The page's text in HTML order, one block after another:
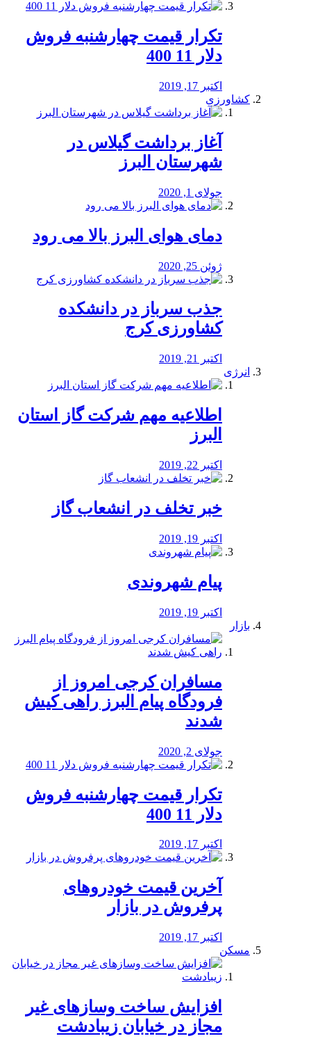
تکرار قیمت چهارشنبه فروش
دلار 11 400
اکتبر 17, 2019
کشاورزی
آغاز برداشت گیلاس در
شهرستان البرز
جولای 1, 2020
دمای هوای البرز بالا می رود
ژوئن 25, 2020
جذب سرباز در دانشکده
کشاورزی کرج
اکتبر 21, 2019
انرژی
️اطلاعیه مهم شرکت گاز استان
البرز
اکتبر 22, 2019
خبر تخلف در انشعاب گاز
اکتبر 19, 2019
پیام شهروندی
اکتبر 19, 2019
بازار
مسافران کرجی امروز از
فرودگاه پیام البرز راهی کیش
شدند
جولای 2, 2020
تکرار قیمت چهارشنبه فروش
دلار 11 400
اکتبر 17, 2019
آخرین قیمت خودرو‌های
پرفروش در بازار
اکتبر 17, 2019
مسکن
افزایش ساخت وسازهای غیر
مجاز در خیابان زیبادشت